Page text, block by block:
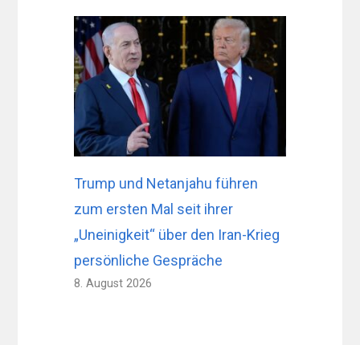
Trump und Netanjahu führen
zum ersten Mal seit ihrer
„Uneinigkeit“ über den Iran-Krieg
persönliche Gespräche
8. August 2026